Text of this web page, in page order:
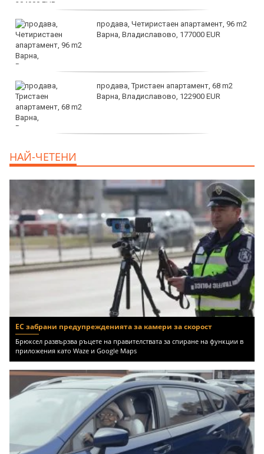
продава, Четиристаен апартамент, 96 m2
Варна, Владиславово, 177000 EUR
продава, Тристаен апартамент, 68 m2
Варна, Владиславово, 122900 EUR
НАЙ-ЧЕТЕНИ
ЕС забрани предупрежденията за камери за скорост
Брюксел развързва ръцете на правителствата за спиране на функции в
приложения като Waze и Google Maps